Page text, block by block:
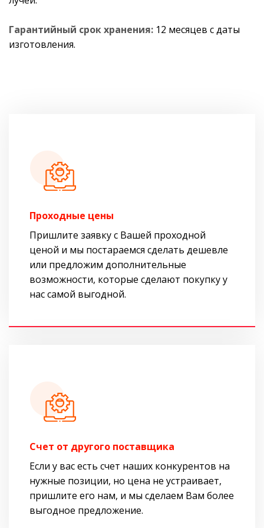
Гарантийный срок хранения: 12 месяцев с даты
изготовления.
Проходные цены
Пришлите заявку с Вашей проходной
ценой и мы постараемся сделать дешевле
или предложим дополнительные
возможности, которые сделают покупку у
нас самой выгодной.
Cчет от другого поставщика
Если у вас есть счет наших конкурентов на
нужные позиции, но цена не устраивает,
пришлите его нам, и мы сделаем Вам более
выгодное предложение.